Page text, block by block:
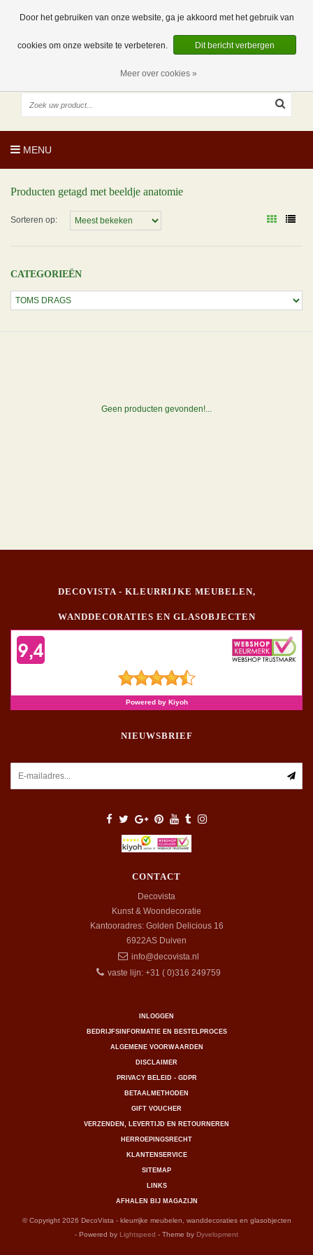
0 Artikelen
NL
EUR
MENU
Producten getagd met beeldje anatomie
Sorteren op:
CATEGORIEËN
Geen producten gevonden!...
DECOVISTA - KLEURRIJKE MEUBELEN,
WANDDECORATIES EN GLASOBJECTEN
NIEUWSBRIEF
CONTACT
Decovista
Kunst & Woondecoratie
Kantooradres: Golden Delicious 16
6922AS Duiven
info@decovista.nl
vaste lijn: +31 ( 0)316 249759
INLOGGEN
BEDRIJFSINFORMATIE EN BESTELPROCES
ALGEMENE VOORWAARDEN
DISCLAIMER
PRIVACY BELEID - GDPR
BETAALMETHODEN
GIFT VOUCHER
VERZENDEN, LEVERTIJD EN RETOURNEREN
HERROEPINGSRECHT
KLANTENSERVICE
SITEMAP
LINKS
AFHALEN BIJ MAGAZIJN
© Copyright 2026 DecoVista - kleurrijke meubelen, wanddecoraties en glasobjecten
- Powered by Lightspeed - Theme by Dyvelopment
Door het gebruiken van onze website, ga je akkoord met het gebruik van
cookies om onze website te verbeteren. Dit bericht verbergen
Meer over cookies »